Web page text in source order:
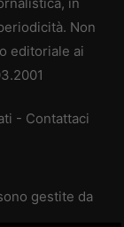
Non
editoriale ai
- Contattaci
gestite da